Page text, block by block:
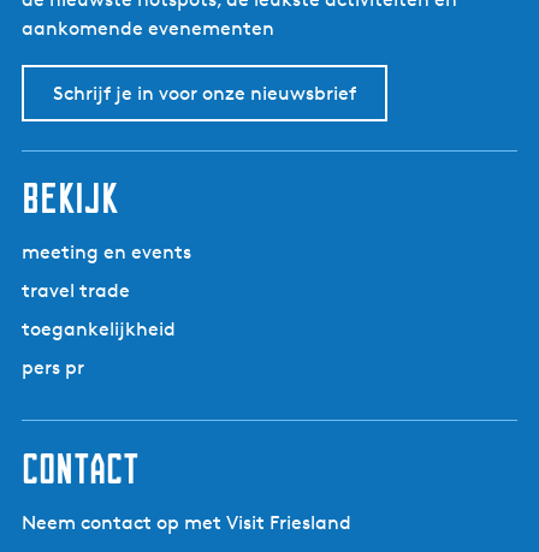
e
n
k
m
e
k
e
aankomende evenementen
Schrijf je in voor onze nieuwsbrief
bekijk
meeting en events
travel trade
toegankelijkheid
pers pr
contact
Neem contact op met Visit Friesland